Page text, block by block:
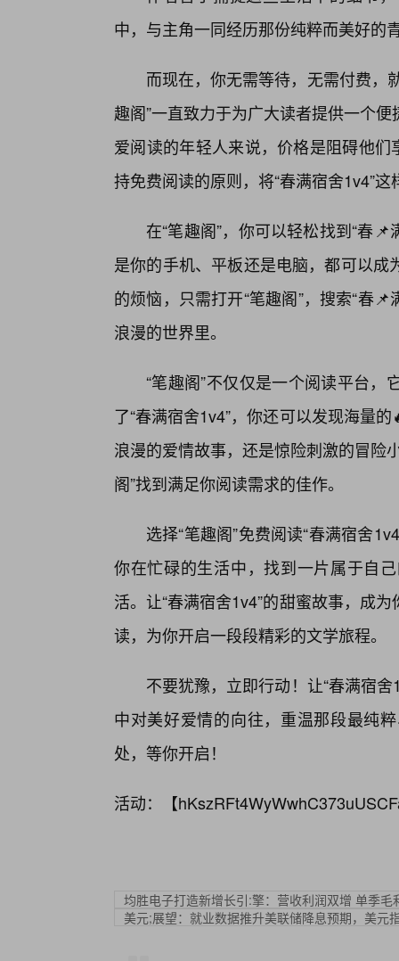
中，与主角一同经历那份纯粹而美好的
而现在，你无需等待，无需付费，
趣阁”一直致力于为广大读者提供一个
爱阅读的年轻人来说，价格是阻碍他
持免费阅读的原则，将“春满宿舍1v4”
在“笔趣阁”，你可以轻松找到“春
是你的手机、平板还是电脑，都可以
的烦恼，只需打开“笔趣阁”，搜索“春
浪漫的世界里。
“笔趣阁”不仅仅是一个阅读平台
了“春满宿舍1v4”，你还可以发现海量
浪漫的爱情故事，还是惊险刺激的冒险
阁”找到满足你阅读需求的佳作。
选择“笔趣阁”免费阅读“春满宿舍
你在忙碌的生活中，找到一片属于自
活。让“春满宿舍1v4”的甜蜜故事，成
读，为你开启一段段精彩的文学旅程。
不要犹豫，立即行动！让“春满宿
中对美好爱情的向往，重温那段最纯
处，等你开启！
活动：【
均胜电子打造新增长引:擎：营收利润双增 单季毛
美元;展望：就业数据推升美联储降息预期，美元